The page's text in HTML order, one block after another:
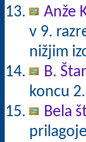
Anže
v 9.
nižjim
B.
koncu
Bela